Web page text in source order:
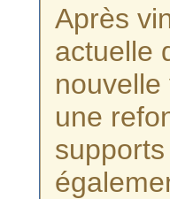
Après
actuelle
nouvelle
une